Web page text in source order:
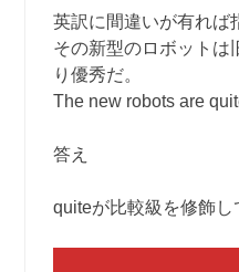
英訳に間違いが有れば
その新型のロボットは
り優秀だ。
The new robots are
答え
quiteが比較級を修飾し